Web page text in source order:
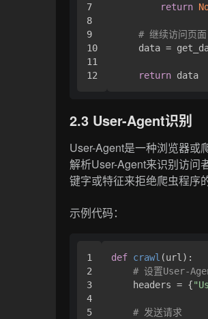
7
8
9
10
11
return
# 继续访问页面
data =
return
2.3 User-Agent识别
User-Agent是一种浏览器或
解析User-Agent来识别访问
键字或特征来拒绝爬虫程序
示例代码：
1
2
3
4
5
def crawl (url ):
# 设置User-
    headers = {
# 发送请求